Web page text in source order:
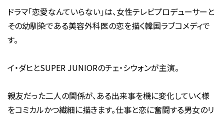
ドラマ「恋愛なんていらない」は、女性テレビプロデューサーと
その幼馴染である美容外科医の恋を描く韓国ラブコメディで
す。
イ・ダヒとSUPER JUNIORのチェ・シウォンが主演。
親友だった二人の関係が、ある出来事を機に変化していく様
をコミカルかつ繊細に描きます。仕事と恋に奮闘する男女のリ